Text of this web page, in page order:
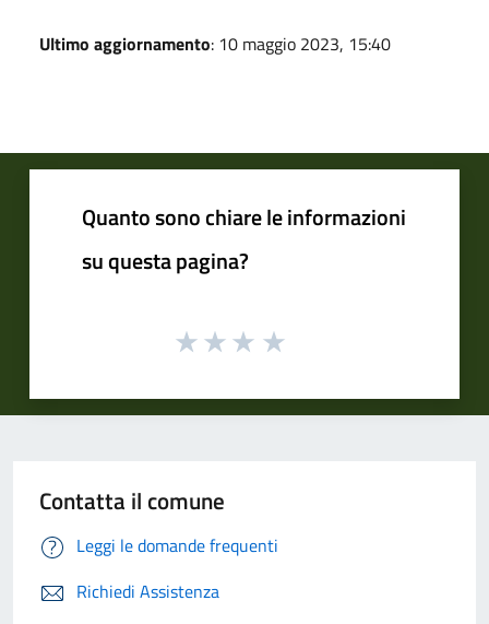
Ultimo aggiornamento: 10 maggio 2023, 15:40
Quanto sono chiare le informazioni
su questa pagina?
Contatta il comune
Leggi le domande frequenti
Richiedi Assistenza